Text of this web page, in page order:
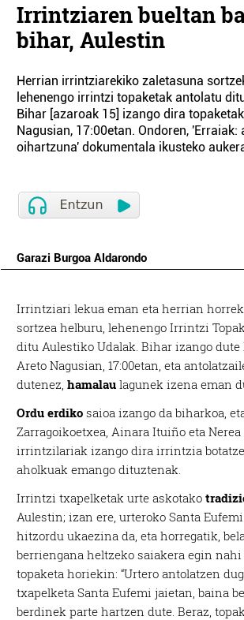
Irrintziaren bueltan
bihar, Aulestin
Herrian irrintziarekiko zaletasuna
lehenengo irrintzi topaketak antolatu
Bihar [azaroak 15] izango dira
Nagusian, 17:00etan. Ondoren, 'Erraiak:
oihartzuna' dokumentala ikusteko
Garazi Burgoa Aldarondo
Irrintziari lekua eman eta herrian
sortzea helburu, lehenengo Irrintzi
ditu Aulestiko Udalak. Bihar izango
Areto Nagusian, 17:00etan, eta
dutenez,hamalau lagunek izena eman
Ordu erdiko saioa izango da biharkoa,
Zarragoikoetxea, Ainara Ituiño eta
irrintzilariak izango dira irrintzia
aholkuak emango dituztenak.
Irrintzi txapelketak urte askotako
Aulestin; izan ere, urteroko Santa
hitzordu ukaezina da, eta horregatik,
berriengana heltzeko saiakera egin
topaketa horiekin: “Urtero antolatzen
txapelketa Santa Eufemi jaietan, baina
berdinek parte hartzen dute. Beraz,